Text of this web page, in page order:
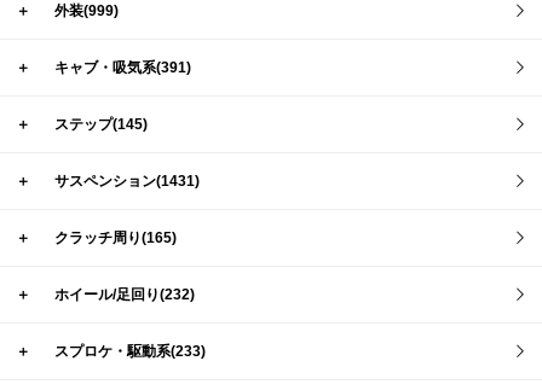
＋ 外装(999)
＋ キャブ・吸気系(391)
＋ ステップ(145)
＋ サスペンション(1431)
＋ クラッチ周り(165)
＋ ホイール/足回り(232)
＋ スプロケ・駆動系(233)